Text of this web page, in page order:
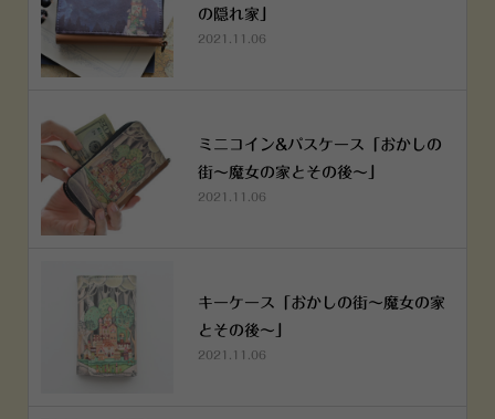
の隠れ家」
2021.11.06
ミニコイン&パスケース「おかしの
街～魔女の家とその後～」
2021.11.06
キーケース「おかしの街～魔女の家
とその後～」
2021.11.06